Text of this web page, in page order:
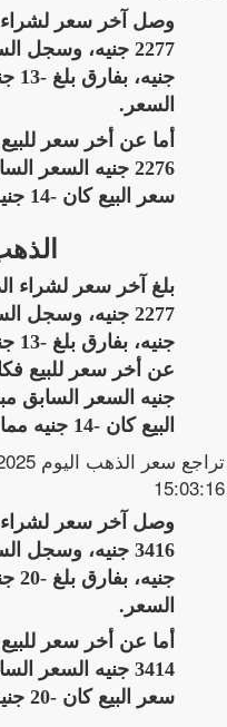
السعر.
2276 جنيه السعر
سعر البيع كان -14 جنيه.
جنيه السعر السابق
البيع كان -14 جنيه مما عكس انخفاضا.
15:03:16
السعر.
3414 جنيه السعر
سعر البيع كان -20 جنيه.